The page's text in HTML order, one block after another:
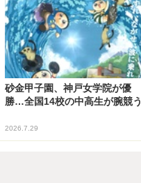
砂金甲子園、神戸女学院が優
勝…全国14校の中高生が腕競う
2026.7.29